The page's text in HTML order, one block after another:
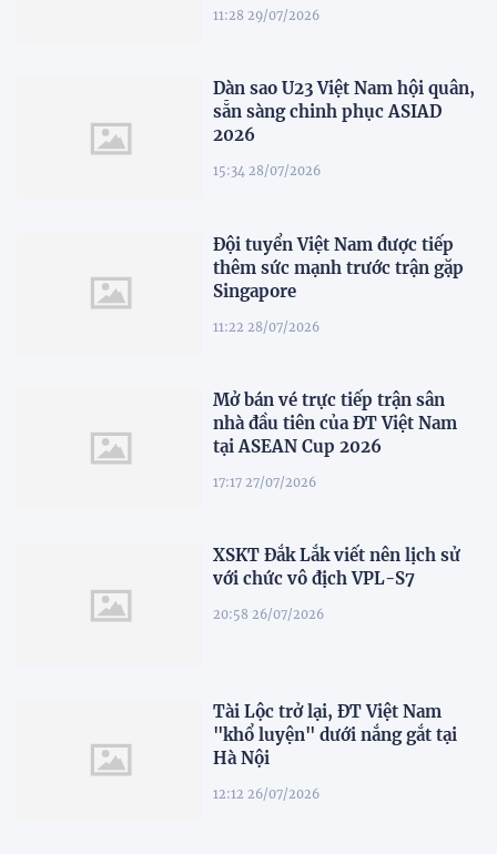
11:28 29/07/2026
Dàn sao U23 Việt Nam hội quân,
sẵn sàng chinh phục ASIAD
2026
15:34 28/07/2026
Đội tuyển Việt Nam được tiếp
thêm sức mạnh trước trận gặp
Singapore
11:22 28/07/2026
Mở bán vé trực tiếp trận sân
nhà đầu tiên của ĐT Việt Nam
tại ASEAN Cup 2026
17:17 27/07/2026
XSKT Đắk Lắk viết nên lịch sử
với chức vô địch VPL-S7
20:58 26/07/2026
Tài Lộc trở lại, ĐT Việt Nam
"khổ luyện" dưới nắng gắt tại
Hà Nội
12:12 26/07/2026